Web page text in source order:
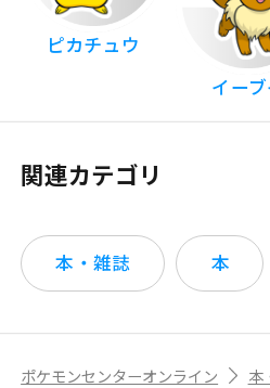
ピカチュウ
イーブ
関連カテゴリ
本・雑誌 本
ポケモンセンターオンライン 本